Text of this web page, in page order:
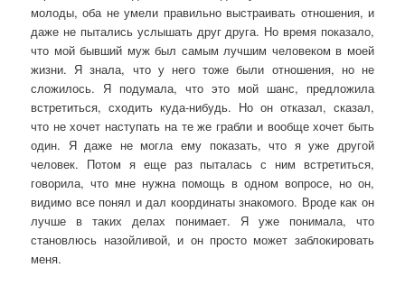
молоды, оба не умели правильно выстраивать отношения, и
даже не пытались услышать друг друга. Но время показало,
что мой бывший муж был самым лучшим человеком в моей
жизни. Я знала, что у него тоже были отношения, но не
сложилось. Я подумала, что это мой шанс, предложила
встретиться, сходить куда-нибудь. Но он отказал, сказал,
что не хочет наступать на те же грабли и вообще хочет быть
один. Я даже не могла ему показать, что я уже другой
человек. Потом я еще раз пыталась с ним встретиться,
говорила, что мне нужна помощь в одном вопросе, но он,
видимо все понял и дал координаты знакомого. Вроде как он
лучше в таких делах понимает. Я уже понимала, что
становлюсь назойливой, и он просто может заблокировать
меня.